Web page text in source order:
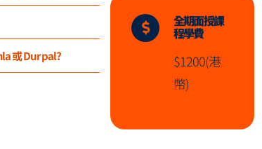
或 Durpal?
全期面授課
程學費
$1200(港
幣)